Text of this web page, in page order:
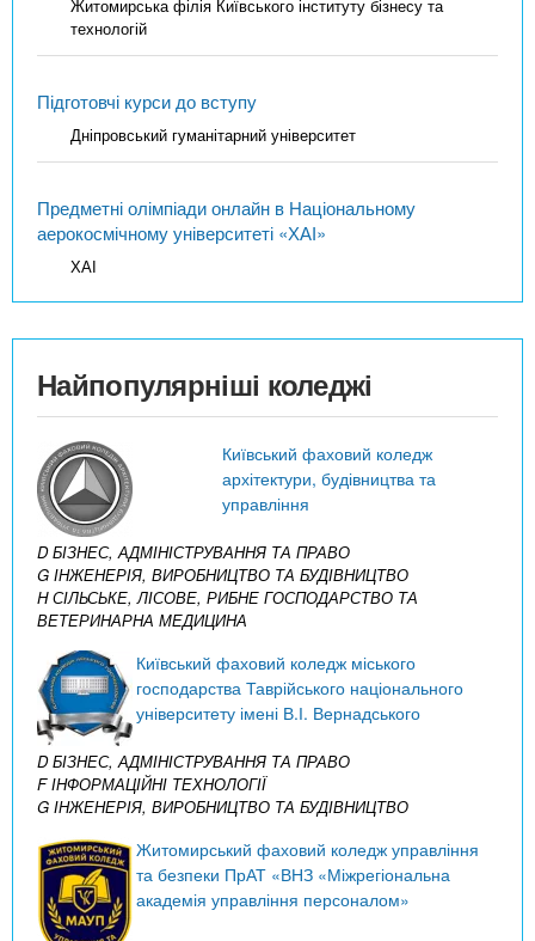
Житомирська філія Київського інституту бізнесу та
технологій
Підготовчі курси до вступу
Дніпровський гуманітарний університет
Предметні олімпіади онлайн в Національному
аерокосмічному університеті «ХАІ»
ХАІ
Найпопулярніші коледжі
Київський фаховий коледж
архітектури, будівництва та
управління
D БІЗНЕС, АДМІНІСТРУВАННЯ ТА ПРАВО
G ІНЖЕНЕРІЯ, ВИРОБНИЦТВО ТА БУДІВНИЦТВО
H СІЛЬСЬКЕ, ЛІСОВЕ, РИБНЕ ГОСПОДАРСТВО ТА
ВЕТЕРИНАРНА МЕДИЦИНА
Київський фаховий коледж міського
господарства Таврійського національного
університету імені В.І. Вернадського
D БІЗНЕС, АДМІНІСТРУВАННЯ ТА ПРАВО
F ІНФОРМАЦІЙНІ ТЕХНОЛОГІЇ
G ІНЖЕНЕРІЯ, ВИРОБНИЦТВО ТА БУДІВНИЦТВО
Житомирський фаховий коледж управління
та безпеки ПрАТ «ВНЗ «Міжрегіональна
академія управління персоналом»